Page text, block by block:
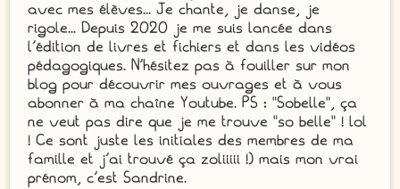
avec mes élèves... Je chante, je danse, je
rigole... Depuis 2020 je me suis lancée dans
l'édition de livres et fichiers et dans les vidéos
pédagogiques. N'hésitez pas à fouiller sur mon
blog pour découvrir mes ouvrages et à vous
abonner à ma chaîne Youtube. PS : "Sobelle", ça
ne veut pas dire que je me trouve "so belle" ! lol
! Ce sont juste les initiales des membres de ma
famille et j'ai trouvé ça zoliiiii !) mais mon vrai
prénom, c'est Sandrine.